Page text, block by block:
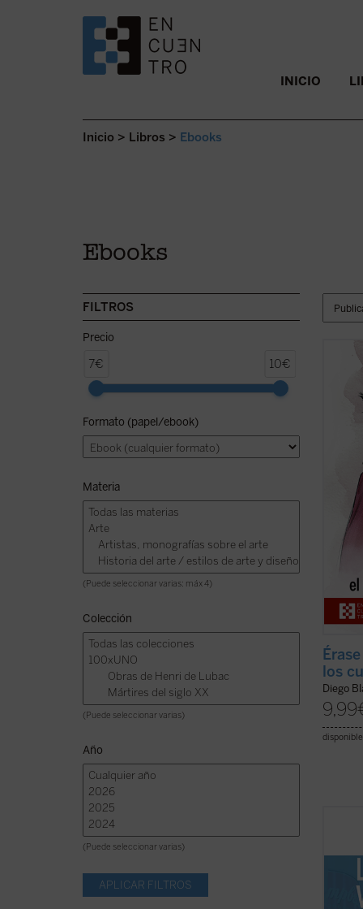
SALTAR AL CONTENIDO. INICIO
Inicio > Libros > Ebooks
Ebooks
FILTROS
Precio
7€ 10€
Formato (papel/ebook)
Materia
(Puede seleccionar varias: máx 4)
Colección
(Puede seleccionar varias)
Año
(Puede seleccionar varias)
de la
de los
los
Diego
9,99
La
una